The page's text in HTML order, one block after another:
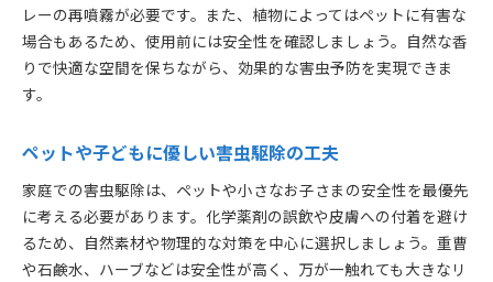
レーの再噴霧が必要です。また、植物によってはペットに有害な
場合もあるため、使用前には安全性を確認しましょう。自然な香
りで快適な空間を保ちながら、効果的な害虫予防を実現できま
す。
ペットや子どもに優しい害虫駆除の工夫
家庭での害虫駆除は、ペットや小さなお子さまの安全性を最優先
に考える必要があります。化学薬剤の誤飲や皮膚への付着を避け
るため、自然素材や物理的な対策を中心に選択しましょう。重曹
や石鹸水、ハーブなどは安全性が高く、万が一触れても大きなリ